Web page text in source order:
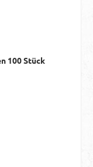
100 Stück